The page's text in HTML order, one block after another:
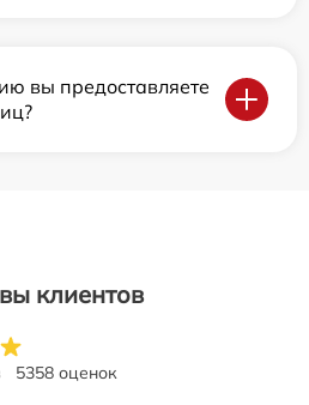
вы предоставляете
клиентов
5358 оценок